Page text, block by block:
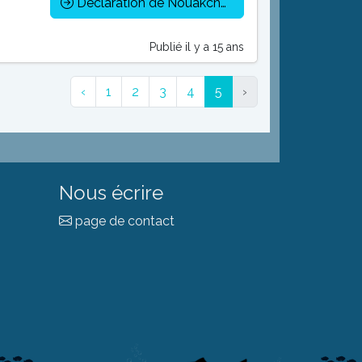
Publié il y a 15 ans
‹ 1 2 3 4 5 ›
Nous écrire
page de contact